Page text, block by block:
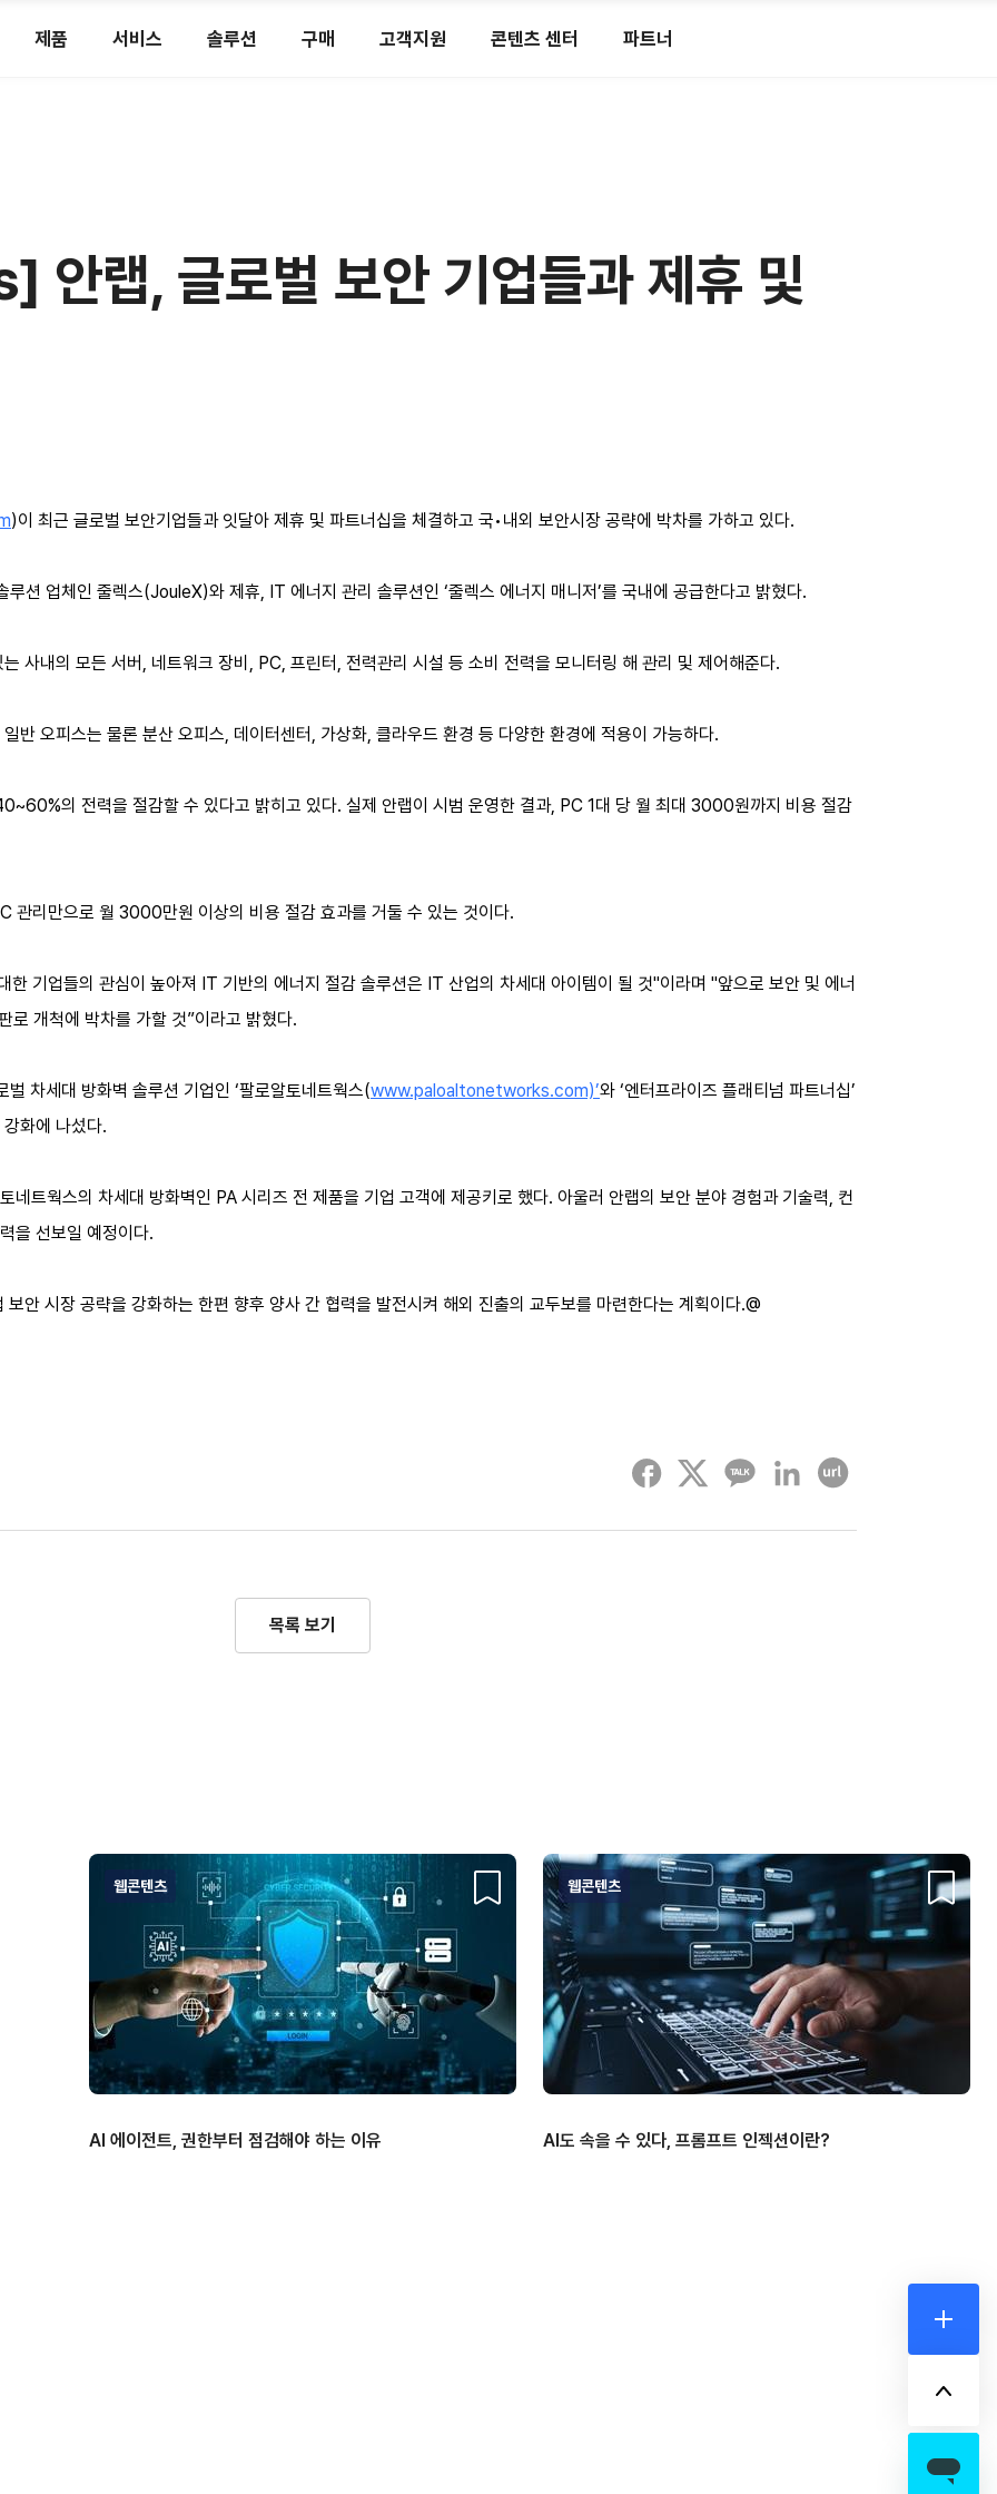
제품 서비스 솔루션 구매 고객지원 콘텐츠 센터 파트너
더보기
위로
랩, 글로벌 보안 기업들과 제휴 및
)이 최근 글로벌 보안기업들과 잇달아 제휴 및 파트너십을 체결하고 국•내외 보안시장 공략에 박차를 가하고 있다.
션 업체인 줄렉스(JouleX)와 제휴, IT 에너지 관리 솔루션인 ‘줄렉스 에너지 매니저’를 국내에 공급한다고 밝혔다.
사내의 모든 서버, 네트워크 장비, PC, 프린터, 전력관리 시설 등 소비 전력을 모니터링 해 관리 및 제어해준다.
반 오피스는 물론 분산 오피스, 데이터센터, 가상화, 클라우드 환경 등 다양한 환경에 적용이 가능하다.
의 전력을 절감할 수 있다고 밝히고 있다. 실제 안랩이 시범 운영한 결과, PC 1대 당 월 최대 3000원까지 비용 절감
관리만으로 월 3000만원 이상의 비용 절감 효과를 거둘 수 있는 것이다.
한 기업들의 관심이 높아져 IT 기반의 에너지 절감 솔루션은 IT 산업의 차세대 아이템이 될 것"이라며 "앞으로 보안 및 에너
로 개척에 박차를 가할 것”이라고 밝혔다.
차세대 방화벽 솔루션 기업인 ‘팔로알토네트웍스(www.paloaltonetworks.com)’와 ‘엔터프라이즈 플래티넘 파트너십’
화에 나섰다.
네트웍스의 차세대 방화벽인 PA 시리즈 전 제품을 기업 고객에 제공키로 했다. 아울러 안랩의 보안 분야 경험과 기술력, 컨
을 선보일 예정이다.
안 시장 공략을 강화하는 한편 향후 양사 간 협력을 발전시켜 해외 진출의 교두보를 마련한다는 계획이다.@
페이스북 트위터 카카오톡 링크드인 URL 복사하기
목록 보기
웹콘텐츠
AI 에이전트, 권한부터 점검해야 하는 이유
웹콘텐츠
AI도 속을 수 있다, 프롬프트 인젝션이란?